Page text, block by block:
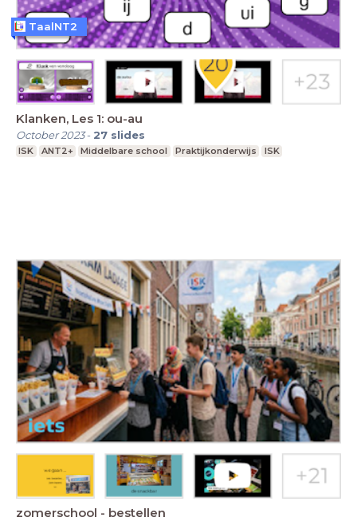
Klanken, Les 1: ou-au
October 2023- 27 slides
ISK ANT2+ Middelbare school Praktijkonderwijs ISK
TaalNT2
zomerschool - bestellen